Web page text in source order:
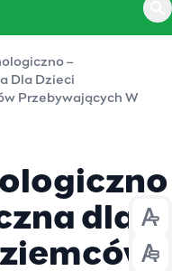
–
Dla Dzieci
Przebywających W
dla